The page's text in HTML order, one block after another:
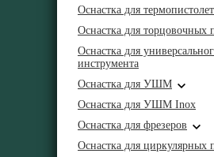
Оснастка для
Оснастка для торцовочных
Оснастка для
инструмента
Оснастка для УШМ
Оснастка для УШМ Inox
Оснастка для фрезеров
Оснастка для циркулярных